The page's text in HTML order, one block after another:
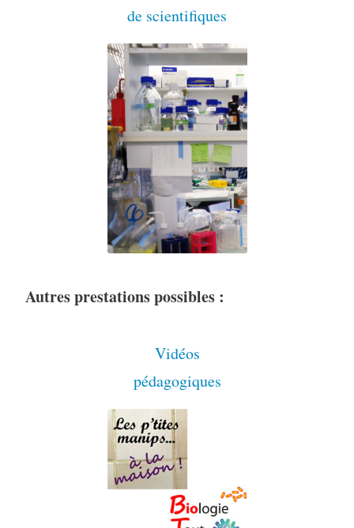
de scientifiques
Autres prestations possibles :
Vidéos
pédagogiques